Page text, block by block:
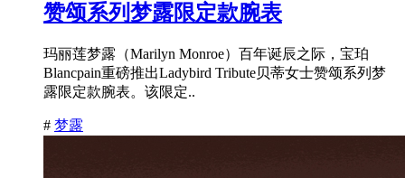
赞颂系列梦露限定款腕表
玛丽莲梦露（Marilyn Monroe）百年诞辰之际，宝珀
Blancpain重磅推出Ladybird Tribute贝蒂女士赞颂系列梦
露限定款腕表。该限定..
# 梦露